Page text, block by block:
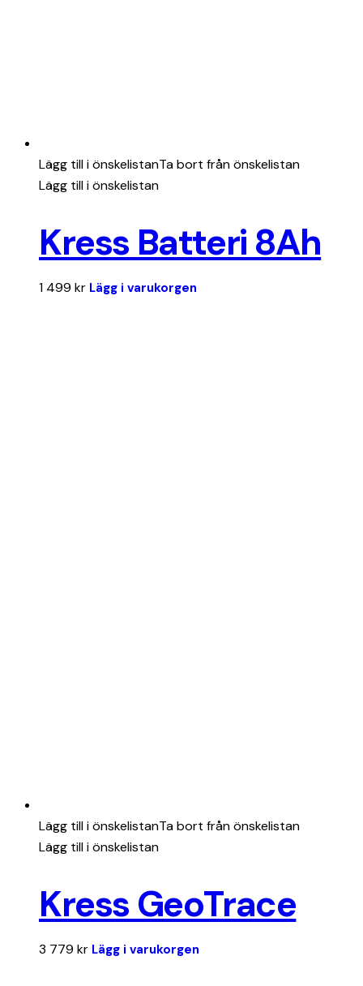
Lägg till i önskelistanTa bort från önskelistan
Lägg till i önskelistan
Kress Batteri 8Ah
1 499 kr Lägg i varukorgen
Lägg till i önskelistanTa bort från önskelistan
Lägg till i önskelistan
Kress GeoTrace
3 779 kr Lägg i varukorgen